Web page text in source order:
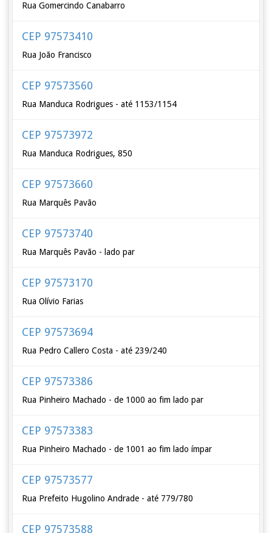
Rua Gomercindo Canabarro
CEP 97573410
Rua João Francisco
CEP 97573560
Rua Manduca Rodrigues - até 1153/1154
CEP 97573972
Rua Manduca Rodrigues, 850
CEP 97573660
Rua Marquês Pavão
CEP 97573740
Rua Marquês Pavão - lado par
CEP 97573170
Rua Olívio Farias
CEP 97573694
Rua Pedro Callero Costa - até 239/240
CEP 97573386
Rua Pinheiro Machado - de 1000 ao fim lado par
CEP 97573383
Rua Pinheiro Machado - de 1001 ao fim lado ímpar
CEP 97573577
Rua Prefeito Hugolino Andrade - até 779/780
CEP 97573588